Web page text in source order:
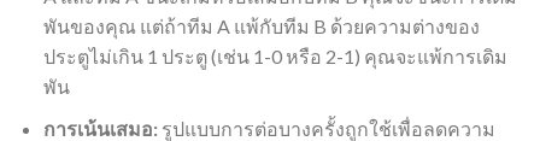
พันของคุณ แต่ถ้าทีม A แพ้กับทีม B ด้วยความต่างของ
ประตูไม่เกิน 1 ประตู (เช่น 1-0 หรือ 2-1) คุณจะแพ้การเดิม
พัน
การเน้นเสมอ: รูปแบบการต่อบางครั้งถูกใช้เพื่อลดความ